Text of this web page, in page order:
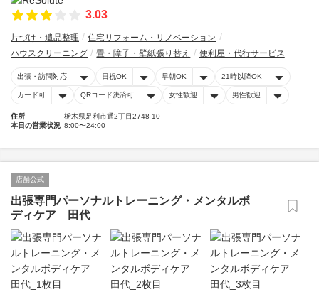
3.03
片づけ・遺品整理
住宅リフォーム・リノベーション
ハウスクリーニング
畳・障子・壁紙張り替え 便利屋・代行サービス
出張・訪問対応 日祝OK 早朝OK 21時以降OK
カード可 QRコード決済可 女性歓迎 男性歓迎
住所
栃木県足利市通2丁目2748-10
本日の営業状況 8:00〜24:00
店舗公式
出張専門パーソナルトレーニング・メンタルボ
ディケア 田代